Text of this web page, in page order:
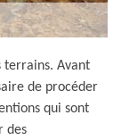
terrains. Avant
de procéder
qui sont
des